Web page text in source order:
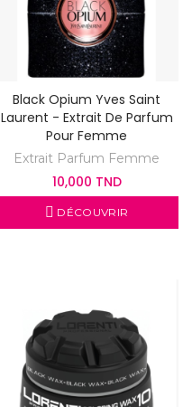
Black Opium Yves Saint
Laurent - Extrait De Parfum
Pour Femme
Extrait Parfum Femme
10,000 TND
DÉCOUVRIR